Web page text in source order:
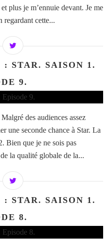
plus je m’ennuie devant. Je me
regardant cette...
: STAR. SAISON 1.
9.
des audiences assez
une seconde chance à Star. La
Bien que je ne sois pas
la qualité globale de la...
: STAR. SAISON 1.
8.